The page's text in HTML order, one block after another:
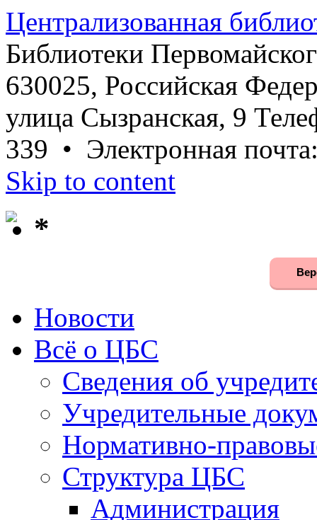
Централизованная
Библиотеки
630025, Российская
улица Сызранская, 9
339 • Электронная
Skip to content
*
Новости
Всё о ЦБС
Сведения об
Учредительные
Нормативно-
Структура ЦБС
Администрация